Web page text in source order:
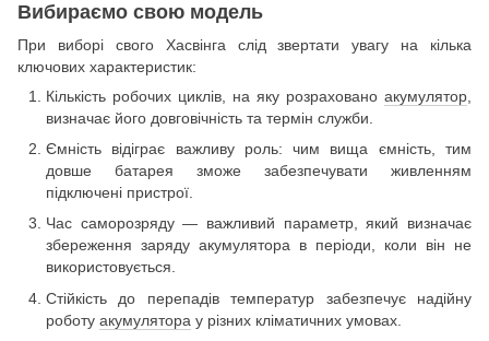
Вибираємо свою модель
При виборі свого Хасвінга слід звертати увагу на кілька
ключових характеристик:
Кількість робочих циклів, на яку розраховано акумулятор
визначає його довговічність та термін служби.
Ємність відіграє важливу роль: чим вища ємність, тим
довше батарея зможе забезпечувати живленням
підключені пристрої.
Час саморозряду — важливий параметр, який визначає
збереження заряду акумулятора в періоди, коли він не
використовується.
Стійкість до перепадів температур забезпечує надійну
роботу акумулятора у різних кліматичних умовах.